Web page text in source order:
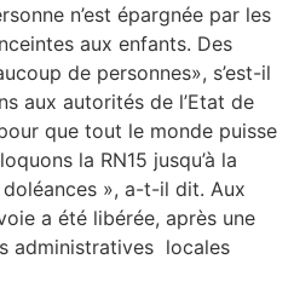
n’est épargnée par les
aux enfants. Des
de personnes», s’est-il
aux autorités de l’Etat de
que tout le monde puisse
la RN15 jusqu’à la
», a-t-il dit. Aux
a été libérée, après une
administratives locales